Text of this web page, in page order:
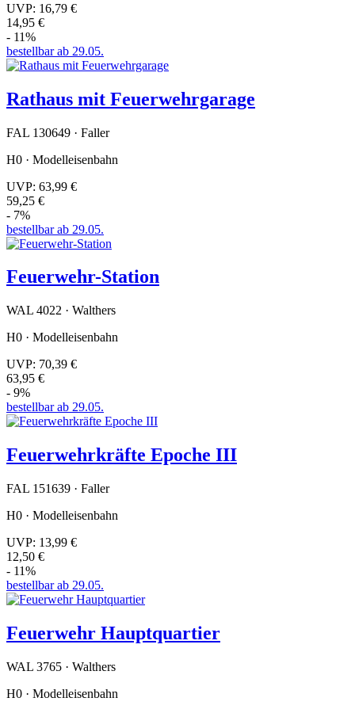
UVP: 16,79 €
14,95 €
- 11%
bestellbar ab 29.05.
Rathaus mit Feuerwehrgarage
FAL 130649 · Faller
H0 · Modelleisenbahn
UVP: 63,99 €
59,25 €
- 7%
bestellbar ab 29.05.
Feuerwehr-Station
WAL 4022 · Walthers
H0 · Modelleisenbahn
UVP: 70,39 €
63,95 €
- 9%
bestellbar ab 29.05.
Feuerwehrkräfte Epoche III
FAL 151639 · Faller
H0 · Modelleisenbahn
UVP: 13,99 €
12,50 €
- 11%
bestellbar ab 29.05.
Feuerwehr Hauptquartier
WAL 3765 · Walthers
H0 · Modelleisenbahn